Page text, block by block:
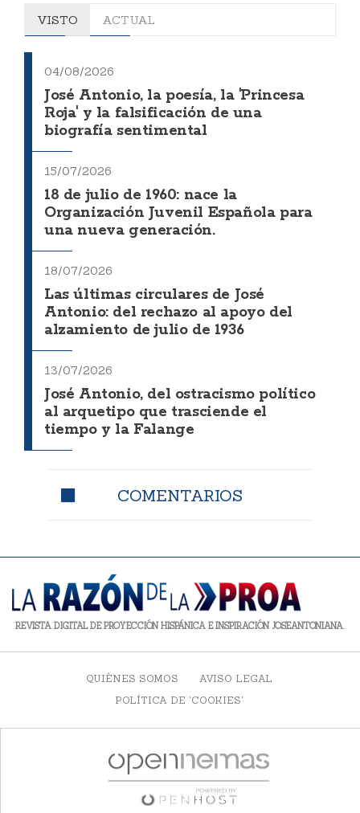
VISTO ACTUAL
04/08/2026
José Antonio, la poesía, la 'Princesa
Roja' y la falsificación de una
biografía sentimental
15/07/2026
18 de julio de 1960: nace la
Organización Juvenil Española para
una nueva generación.
18/07/2026
Las últimas circulares de José
Antonio: del rechazo al apoyo del
alzamiento de julio de 1936
13/07/2026
José Antonio, del ostracismo político
al arquetipo que trasciende el
tiempo y la Falange
COMENTARIOS
REVISTA DIGITAL DE PROYECCIÓN HISPÁNICA E INSPIRACIÓN JOSEANTONIANA.
QUIÉNES SOMOS
AVISO LEGAL
POLÍTICA DE 'COOKIES'